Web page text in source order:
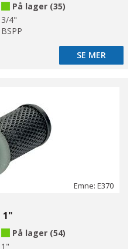
På lager (35)
3/4"
BSPP
SE MER
SE MER
Emne: E370
1"
På lager (54)
1"